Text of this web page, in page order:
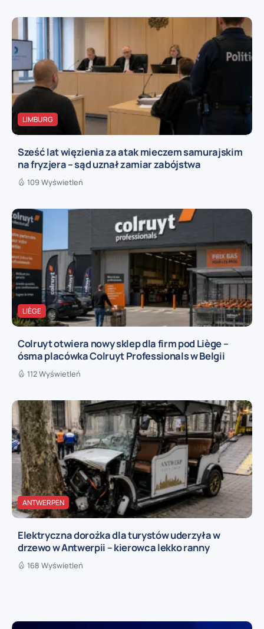
LIMBURG
Sześć lat więzienia za atak mieczem samurajskim
na fryzjera – sąd uznał zamiar zabójstwa
109 Wyświetleń
LIÈGE
Colruyt otwiera nowy sklep dla firm pod Liège –
ósma placówka Colruyt Professionals w Belgii
112 Wyświetleń
ANTWERPEN
Elektryczna dorożka dla turystów uderzyła w
drzewo w Antwerpii – kierowca lekko ranny
168 Wyświetleń